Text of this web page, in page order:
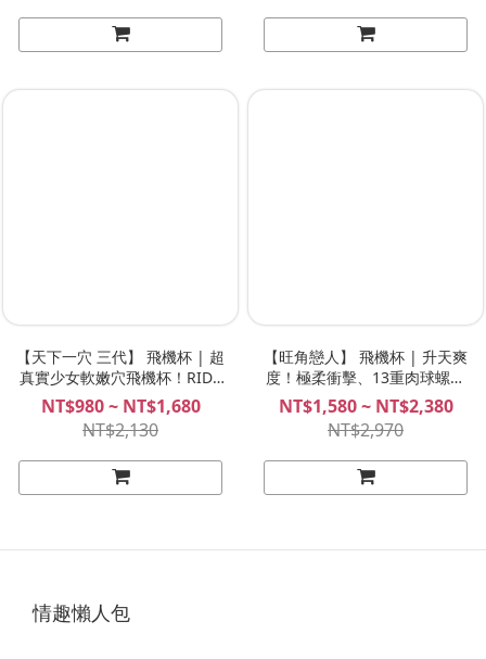
【天下一穴 三代】 飛機杯 | 超
真實少女軟嫩穴飛機杯！RIDE
JAPAN
NT$980 ~ NT$1,680
NT$2,130
【旺角戀人】 飛機杯 | 升天爽
度！極柔衝擊、13重肉球螺旋
榨汁！ Plan B 李嘉欣
NT$1,580 ~ NT$2,380
NT$2,970
情趣懶人包